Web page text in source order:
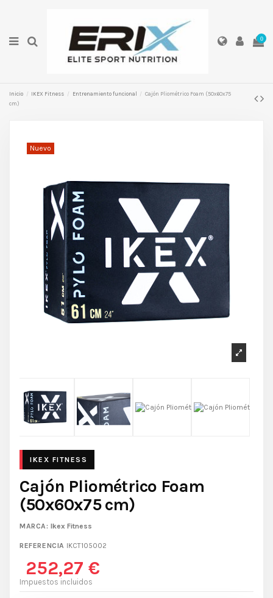
0
Inicio IKEX Fitness Entrenamiento funcional
Cajón Pliométrico Foam (50x60x75
cm)
Nuevo
Cajón Pliométrico Foam
(50x60x75 cm)
MARCA: Ikex Fitness
REFERENCIA IKCT105002
252,27 €
Impuestos incluidos